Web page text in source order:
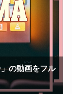
の動画をフル